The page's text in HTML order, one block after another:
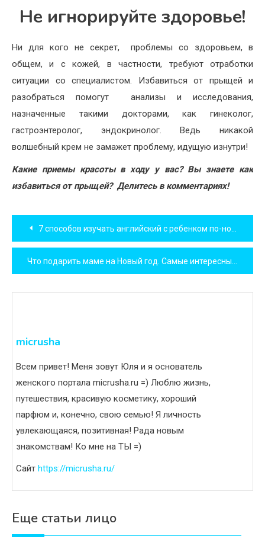
Не игнорируйте здоровье!
Ни для кого не секрет, проблемы со здоровьем, в
общем, и с кожей, в частности, требуют отработки
ситуации со специалистом. Избавиться от прыщей и
разобраться помогут анализы и исследования,
назначенные такими докторами, как гинеколог,
гастроэнтеролог, эндокринолог. Ведь никакой
волшебный крем не замажет проблему, идущую изнутри!
Какие приемы красоты в ходу у вас? Вы знаете как
избавиться от прыщей? Делитесь в комментариях!
Навигация
по
записям
7 способов изучать английский с ребенком по-новому
micrusha
Всем привет! Меня зовут Юля и я основатель
женского портала micrusha.ru =) Люблю жизнь,
путешествия, красивую косметику, хороший
парфюм и, конечно, свою семью! Я личность
увлекающаяся, позитивная! Рада новым
знакомствам! Ко мне на ТЫ =)
Сайт https://micrusha.ru/
Еще статьи лицо